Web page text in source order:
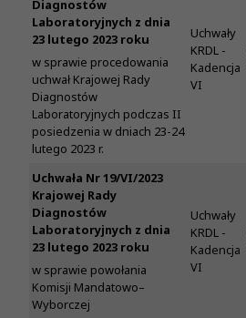
Diagnostów
Laboratoryjnych z dnia
23 lutego 2023 roku
w sprawie procedowania
uchwał Krajowej Rady
Diagnostów
Laboratoryjnych podczas II
posiedzenia w dniach 23-24
lutego 2023 r.
Uchwały
KRDL -
Kadencja
VI
Uchwała Nr 19/VI/2023
Krajowej Rady
Diagnostów
Laboratoryjnych z dnia
23 lutego 2023 roku
w sprawie powołania
Komisji Mandatowo–
Wyborczej
Uchwały
KRDL -
Kadencja
VI